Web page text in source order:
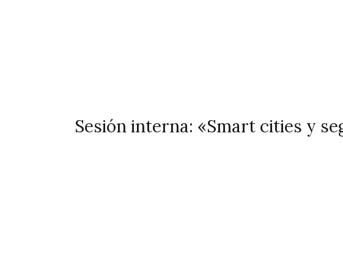
Sesión interna: «Smart cities y